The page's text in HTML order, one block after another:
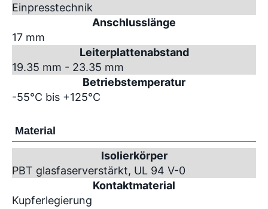
Einpresstechnik
Anschlusslänge
17 mm
Leiterplattenabstand
19.35 mm - 23.35 mm
Betriebstemperatur
-55°C bis +125°C
Material
Isolierkörper
PBT glasfaserverstärkt, UL 94 V-0
Kontaktmaterial
Kupferlegierung